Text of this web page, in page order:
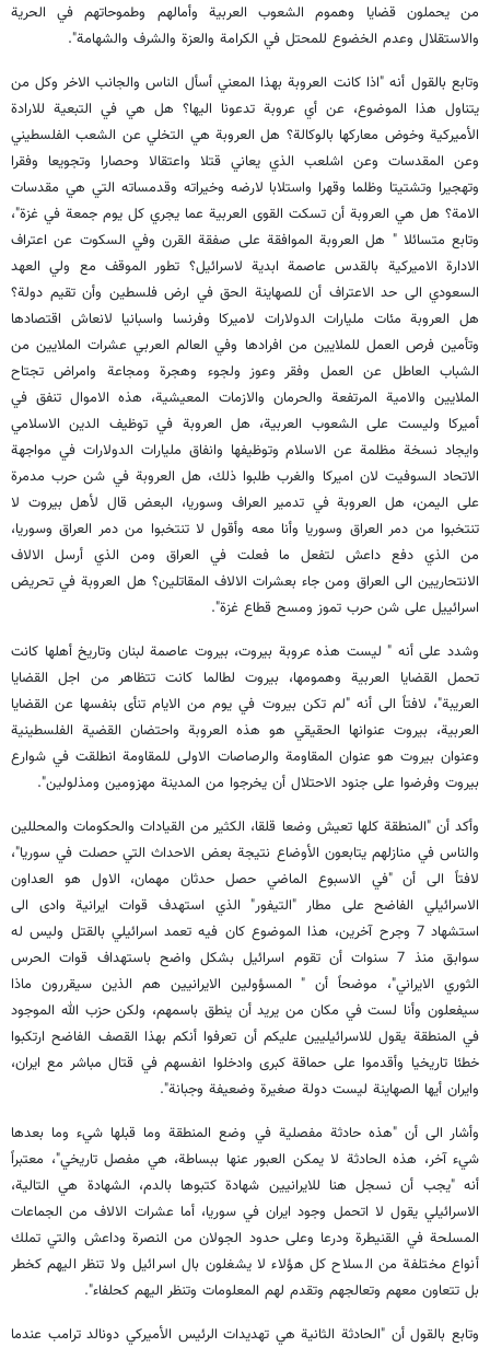
من يحملون قضايا وهموم الشعوب العربية وأمالهم وطموحاتهم في الحرية
والاستقلال وعدم الخضوع للمحتل في الكرامة والعزة والشرف والشهامة".
وتابع بالقول أنه "اذا كانت العروبة بهذا المعني أسأل الناس والجانب الاخر وكل من
يتناول هذا الموضوع، عن أي عروبة تدعونا اليها؟ هل هي في التبعية للارادة
الأميركية وخوض معاركها بالوكالة؟ هل العروبة هي التخلي عن الشعب الفلسطيني
وعن المقدسات وعن اشلعب الذي يعاني قتلا واعتقالا وحصارا وتجويعا وفقرا
وتهجيرا وتشتيتا وظلما وقهرا واستلابا لارضه وخيراته وقدمساته التي هي مقدسات
الامة؟ هل هي العروبة أن تسكت القوى العربية عما يجري كل يوم جمعة في غزة"،
وتابع متسائلا " هل العروبة الموافقة على صفقة القرن وفي السكوت عن اعتراف
الادارة الاميركية بالقدس عاصمة ابدية لاسرائيل؟ تطور الموقف مع ولي العهد
السعودي الى حد الاعتراف أن للصهاينة الحق في ارض فلسطين وأن تقيم دولة؟
هل العروبة مئات مليارات الدولارات لاميركا وفرنسا واسبانيا لانعاش اقتصادها
وتأمين فرص العمل للملايين من افرادها وفي العالم العربي عشرات الملايين من
الشباب العاطل عن العمل وفقر وعوز ولجوء وهجرة ومجاعة وامراض تجتاح
الملايين والامية المرتفعة والحرمان والازمات المعيشية، هذه الاموال تنفق في
أميركا وليست على الشعوب العربية، هل العروبة في توظيف الدين الاسلامي
وايجاد نسخة مظلمة عن الاسلام وتوظيفها وانفاق مليارات الدولارات في مواجهة
الاتحاد السوفيت لان اميركا والغرب طلبوا ذلك، هل العروبة في شن حرب مدمرة
على اليمن، هل العروبة في تدمير العراف وسوريا، البعض قال لأهل بيروت لا
تنتخبوا من دمر العراق وسوريا وأنا معه وأقول لا تنتخبوا من دمر العراق وسوريا،
من الذي دفع داعش لتفعل ما فعلت في العراق ومن الذي أرسل الالاف
الانتحاريين الى العراق ومن جاء بعشرات الالاف المقاتلين؟ هل العروبة في تحريض
اسرائييل على شن حرب تموز ومسح قطاع غزة".
وشدد على أنه " ليست هذه عروبة بيروت، بيروت عاصمة لبنان وتاريخ أهلها كانت
تحمل القضايا العربية وهمومها، بيروت لطالما كانت تتظاهر من اجل القضايا
العريبة"، لافتاً الى أنه "لم تكن بيروت في يوم من الايام تنأى بنفسها عن القضايا
العربية، بيروت عنوانها الحقيقي هو هذه العروبة واحتضان القضية الفلسطينية
وعنوان بيروت هو عنوان المقاومة والرصاصات الاولى للمقاومة انطلقت في شوارع
بيروت وفرضوا على جنود الاحتلال أن يخرجوا من المدينة مهزومين ومذلولين".
وأكد أن "المنطقة كلها تعيش وضعا قلقا، الكثير من القيادات والحكومات والمحللين
والناس في منازلهم يتابعون الأوضاع نتيجة بعض الاحداث التي حصلت في سوريا"،
لافتاً الى أن "في الاسبوع الماضي حصل حدثان مهمان، الاول هو العداون
الاسرائيلي الفاضح على مطار "التيفور" الذي استهدف قوات ايرانية وادى الى
استشهاد 7 وجرح آخرين، هذا الموضوع كان فيه تعمد اسرائيلي بالقتل وليس له
سوابق منذ 7 سنوات أن تقوم اسرائيل بشكل واضح باستهداف قوات الحرس
الثوري الايراني"، موضحاً أن " المسؤولين الايرانيين هم الذين سيقررون ماذا
سيفعلون وأنا لست في مكان من يريد أن ينطق باسمهم، ولكن حزب الله الموجود
في المنطقة يقول للاسرائيليين عليكم أن تعرفوا أنكم بهذا القصف الفاضح ارتكبوا
خطئا تاريخيا وأقدموا على حماقة كبرى وادخلوا انفسهم في قتال مباشر مع ايران،
وايران أيها الصهاينة ليست دولة صغيرة وضعيفة وجبانة".
وأشار الى أن "هذه حادثة مفصلية في وضع المنطقة وما قبلها شيء وما بعدها
شيء آخر، هذه الحادثة لا يمكن العبور عنها ببساطة، هي مفصل تاريخي"، معتبراً
أنه "يجب أن نسجل هنا للايرانيين شهادة كتبوها بالدم، الشهادة هي التالية،
الاسرائيلي يقول لا اتحمل وجود ايران في سوريا، أما عشرات الالاف من الجماعات
المسلحة في القنيطرة ودرعا وعلى حدود الجولان من النصرة وداعش والتي تملك
أنواع مختلفة من السلاح كل هؤلاء لا يشغلون بال اسرائيل ولا تنظر اليهم كخطر
بل تتعاون معهم وتعالجهم وتقدم لهم المعلومات وتنظر اليهم كحلفاء".
وتابع بالقول أن "الحادثة الثانية هي تهديدات الرئيس الأميركي دونالد ترامب عندما